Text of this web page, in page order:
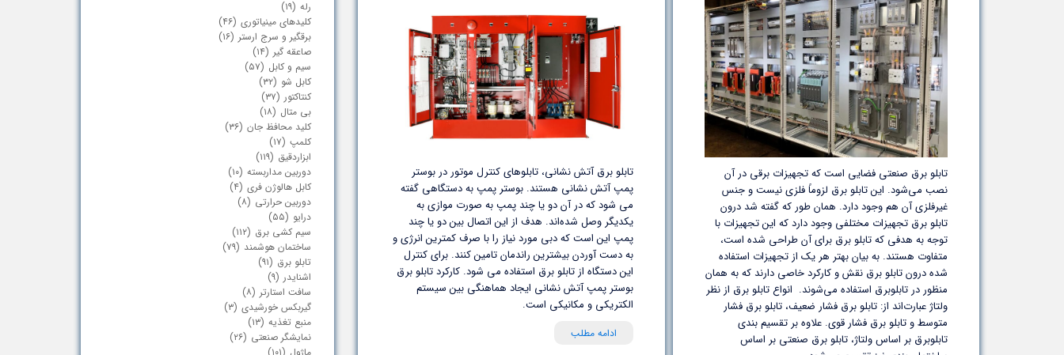
کابلشو و بست چنگالی
چراغ پارکی سنگی
پرنده پران
خار ضد صعود
برقگیر، سرج ارستر و صاعقه گیر
کابلشو
تابلو برق صنعتی فضایی است که تجهیزات برقی در آن
نصب می‌شود. این تابلو برق لزوماً فلزی نیست و جنس
غیرفلزی آن هم وجود دارد. همان طور که گفته شد درون
تابلو برق تجهیزات مختلفی وجود دارد که این تجهیزات با
توجه به هدفی که تابلو برق برای آن طراحی شده است،
متفاوت هستند. به بیان بهتر هر یک از تجهیزات استفاده
شده درون تابلو برق نقش و کارکرد خاصی دارند که به همان
منظور در تابلوبرق استفاده می‌شوند. انواع تابلو برق از نظر
ولتاژ عبارت‌اند از: تابلو برق فشار ضعیف، تابلو برق فشار
متوسط و تابلو برق فشار قوی. علاوه بر تقسیم بندی
تابلوبرق بر اساس ولتاژ، تابلو برق صنعتی بر اساس
تابلو برق آتش نشانی، تابلوهای کنترل موتور در بوستر
پمپ آتش نشانی هستند. بوستر پمپ به دستگاهی گفته
می شود که در آن دو یا چند پمپ به صورت موازی به
یکدیگر وصل شده‌اند. هدف از این اتصال بین دو یا چند
پمپ این است که دبی مورد نیاز را با صرف کمترین انرژی و
به دست آوردن بیشترین راندمان تامین کنند. برای کنترل
این دستگاه از تابلو برق استفاده می شود. کارکرد تابلو برق
بوستر پمپ آتش نشانی ایجاد هماهنگی بین سیستم
الکتریکی و مکانیکی است.
ادامه مطلب
رله (۱۹)
کلیدهای مینیاتوری (۴۶)
برقگیر و سرج ارستر (۱۶)
صاعقه گیر (۱۴)
سیم و کابل (۵۷)
کابل شو (۳۲)
کنتاکتور (۳۷)
بی متال (۱۸)
کلید محافظ جان (۳۶)
کلمپ (۱۷)
ابزاردقیق (۱۱۹)
دوربین مداربسته (۱۰)
کابل هالوژن فری (۴)
دوربین حرارتی (۸)
درایو (۵۵)
سیم کشی برق (۱۱۲)
ساختمان هوشمند (۷۹)
تابلو برق (۹۱)
اشنایدر (۹)
سافت استارتر (۸)
گیربکس خورشیدی (۳)
منبع تغذیه (۱۳)
نمایشگر صنعتی (۲۶)